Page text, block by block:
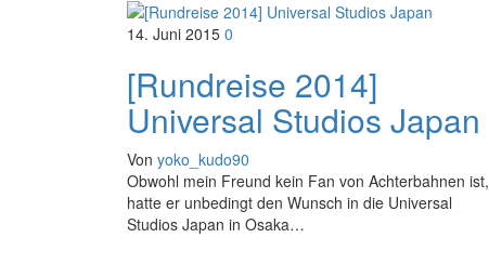
14. Juni 2015 0
[Rundreise 2014]
Universal Studios Japan
Von yoko_kudo90
Obwohl mein Freund kein Fan von Achterbahnen ist,
hatte er unbedingt den Wunsch in die Universal
Studios Japan in Osaka…